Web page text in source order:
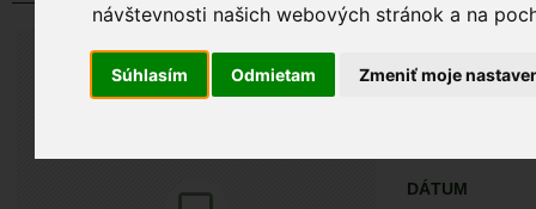
návštevnosti našich webových stránok a na
Súhlasím Odmietam Zmeniť moje
Anas
DÁTUM